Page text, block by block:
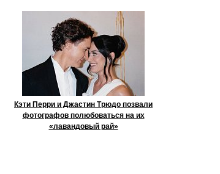
Кэти Перри и Джастин Трюдо позвали
фотографов полюбоваться на их
«лавандовый рай»